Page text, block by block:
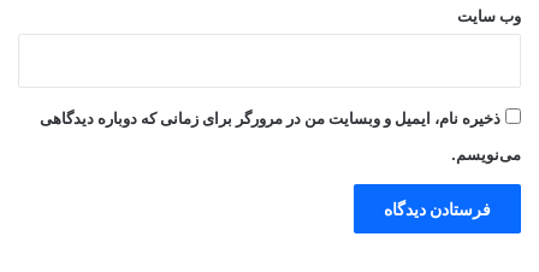
وب‌ سایت
ذخیره نام، ایمیل و وبسایت من در مرورگر برای زمانی که دوباره دیدگاهی
می‌نویسم.